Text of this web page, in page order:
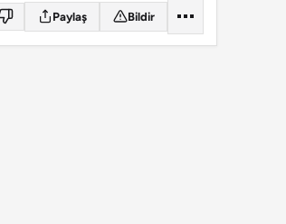
Paylaş Bildir